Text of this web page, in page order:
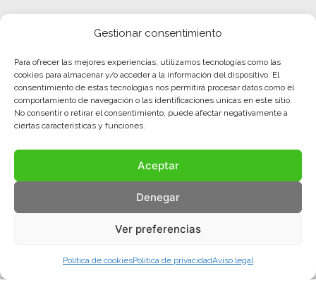
Gestionar consentimiento
Para ofrecer las mejores experiencias, utilizamos tecnologías como las
cookies para almacenar y/o acceder a la información del dispositivo. El
consentimiento de estas tecnologías nos permitirá procesar datos como el
comportamiento de navegación o las identificaciones únicas en este sitio.
No consentir o retirar el consentimiento, puede afectar negativamente a
ciertas características y funciones.
Aceptar
Denegar
Ver preferencias
Política de cookiesPolítica de privacidadAviso legal